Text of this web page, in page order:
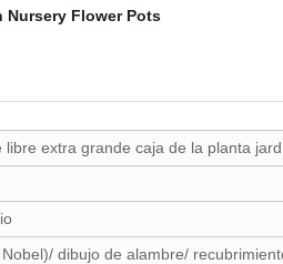
extra grande caja de la planta
dibujo de alambre/